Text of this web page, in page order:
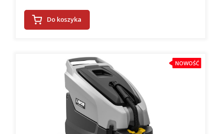
Do koszyka
NOWOŚĆ